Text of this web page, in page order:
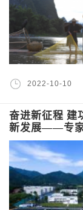
2022-10-10
奋进新征程 建
新发展——专家